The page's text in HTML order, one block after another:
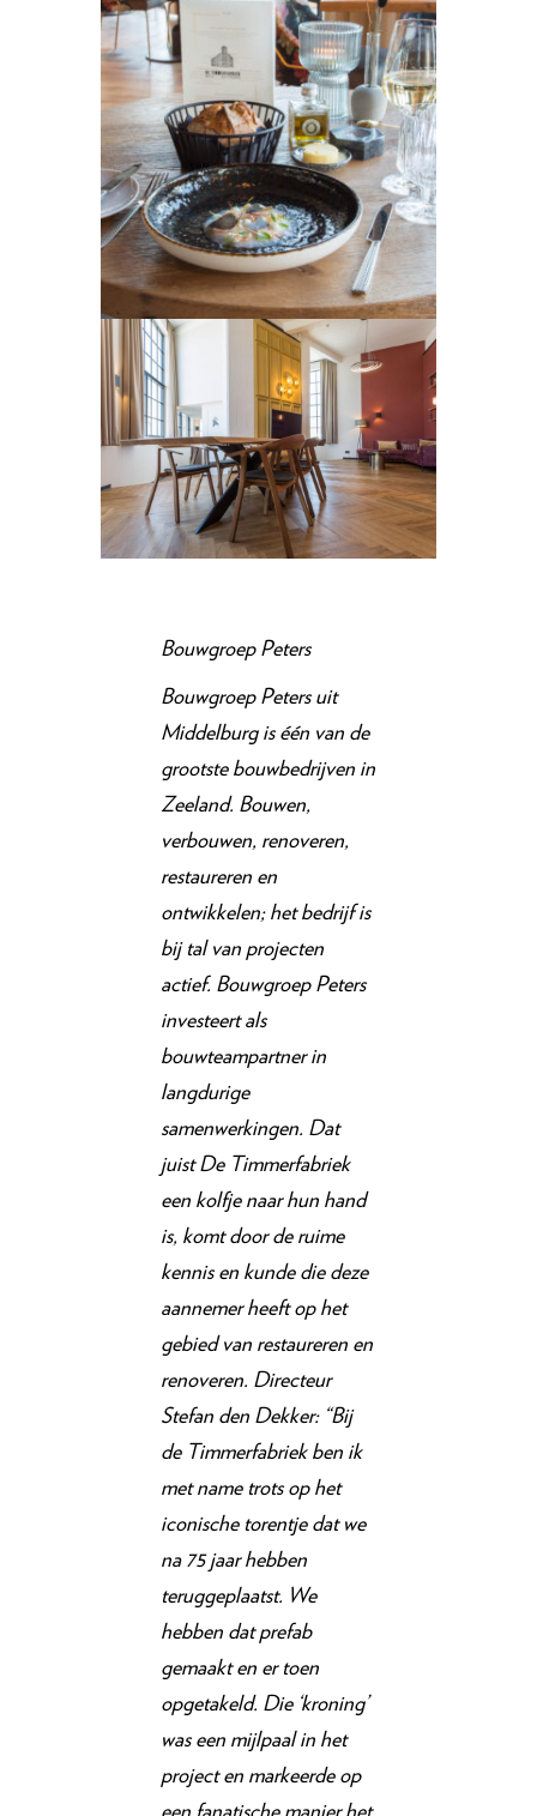
Bouwgroep Peters
Bouwgroep Peters uit
Middelburg is één van de
grootste bouwbedrijven in
Zeeland. Bouwen,
verbouwen, renoveren,
restaureren en
ontwikkelen; het bedrijf is
bij tal van projecten
actief. Bouwgroep Peters
investeert als
bouwteampartner in
langdurige
samenwerkingen. Dat
juist De Timmerfabriek
een kolfje naar hun hand
is, komt door de ruime
kennis en kunde die deze
aannemer heeft op het
gebied van restaureren en
renoveren. Directeur
Stefan den Dekker: “Bij
de Timmerfabriek ben ik
met name trots op het
iconische torentje dat we
na 75 jaar hebben
teruggeplaatst. We
hebben dat prefab
gemaakt en er toen
opgetakeld. Die ‘kroning’
was een mijlpaal in het
project en markeerde op